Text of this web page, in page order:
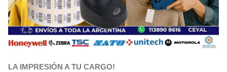
LA IMPRESIÓN A TU CARGO!